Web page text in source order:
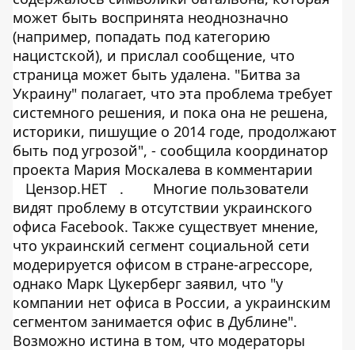
может быть воспринята неоднозначно
(например, попадать под категорию
нацистской), и прислал сообщение, что
страница может быть удалена. "Битва за
Украину" полагает, что эта проблема требует
системного решения, и пока она не решена,
историки, пишущие о 2014 годе, продолжают
быть под угрозой", - сообщила координатор
проекта Мария Москалева в комментарии
Цензор.НЕТ
.
Многие пользователи
видят проблему в отсутствии украинского
офиса Facebook. Также существует мнение,
что украинский сегмент социальной сети
модерируется офисом в стране-агрессоре,
однако Марк Цукерберг заявил, что "у
компании нет офиса в России, а украинским
сегментом занимается офис в Дублине".
Возможно истина в том, что модераторы